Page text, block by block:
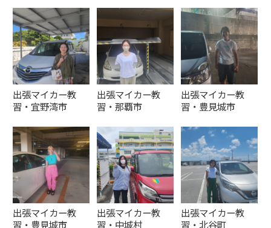
出張マイカー教
習・宜野湾市
出張マイカー教
習・那覇市
出張マイカー教
習・豊見城市
出張マイカー教
習・豊見城市
出張マイカー教
習・中城村
出張マイカー教
習・北谷町